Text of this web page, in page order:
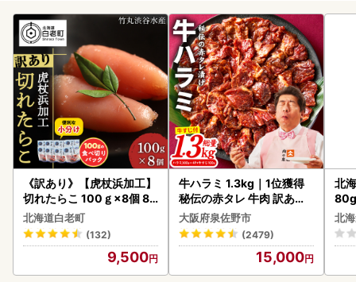
《訳あり》【虎杖浜加工】
切れたらこ 100ｇ×8個 80
0g AK081
北海道白老町
(132)
9,500
牛ハラミ 1.3kg｜1位獲得
秘伝の赤タレ 牛肉 訳あり
焼肉 BBQ
大阪府泉佐野市
(2479)
15,000
北
ク
く
道
北